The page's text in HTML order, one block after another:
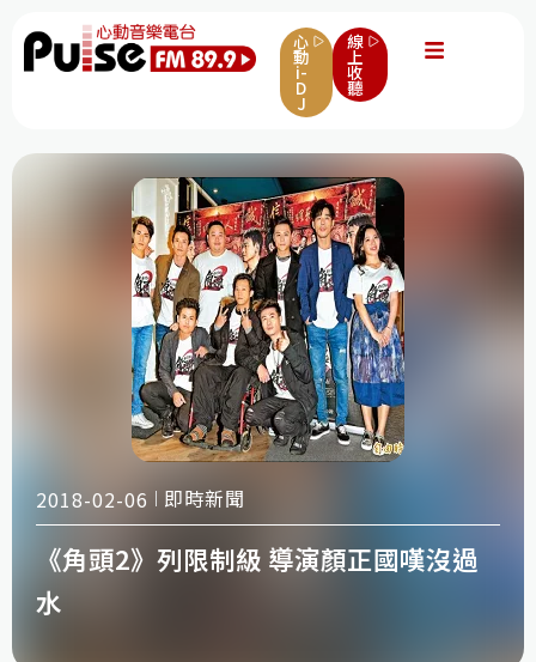
心
動
i-
D
J
線
上
收
聽
2018-02-06 即時新聞
《角頭2》列限制級 導演顏正國嘆沒過
水